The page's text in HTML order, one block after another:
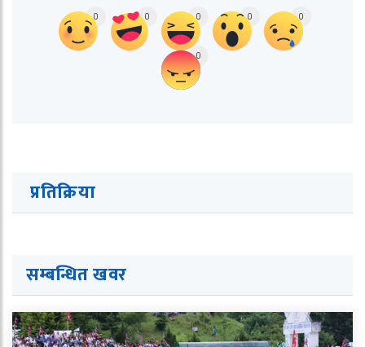
0 0 0 0 0
0
प्रतिक्रिया
सम्बन्धित खवर